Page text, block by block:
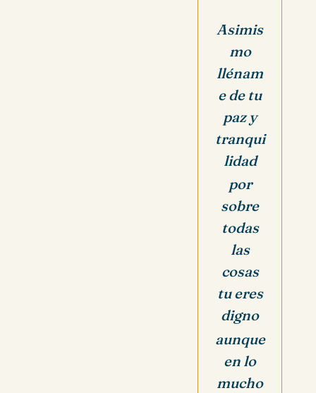
Asimis
mo
llénam
e de tu
paz y
tranqui
lidad
por
sobre
todas
las
cosas
tu eres
digno
aunque
en lo
mucho